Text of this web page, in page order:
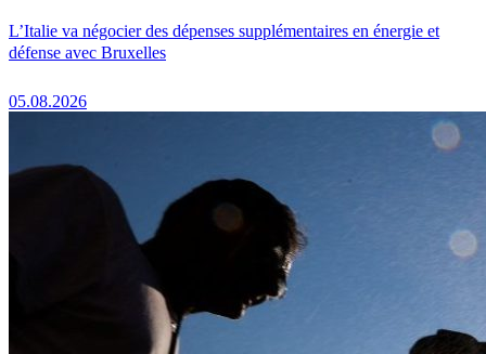
L’Italie va négocier des dépenses supplémentaires en énergie et
défense avec Bruxelles
05.08.2026